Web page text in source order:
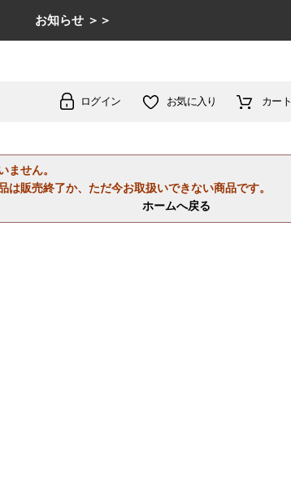
お知らせ ＞＞
ログイン お気に入り カート
ません。
は販売終了か、ただ今お取扱いできない商品です。
ホームへ戻る